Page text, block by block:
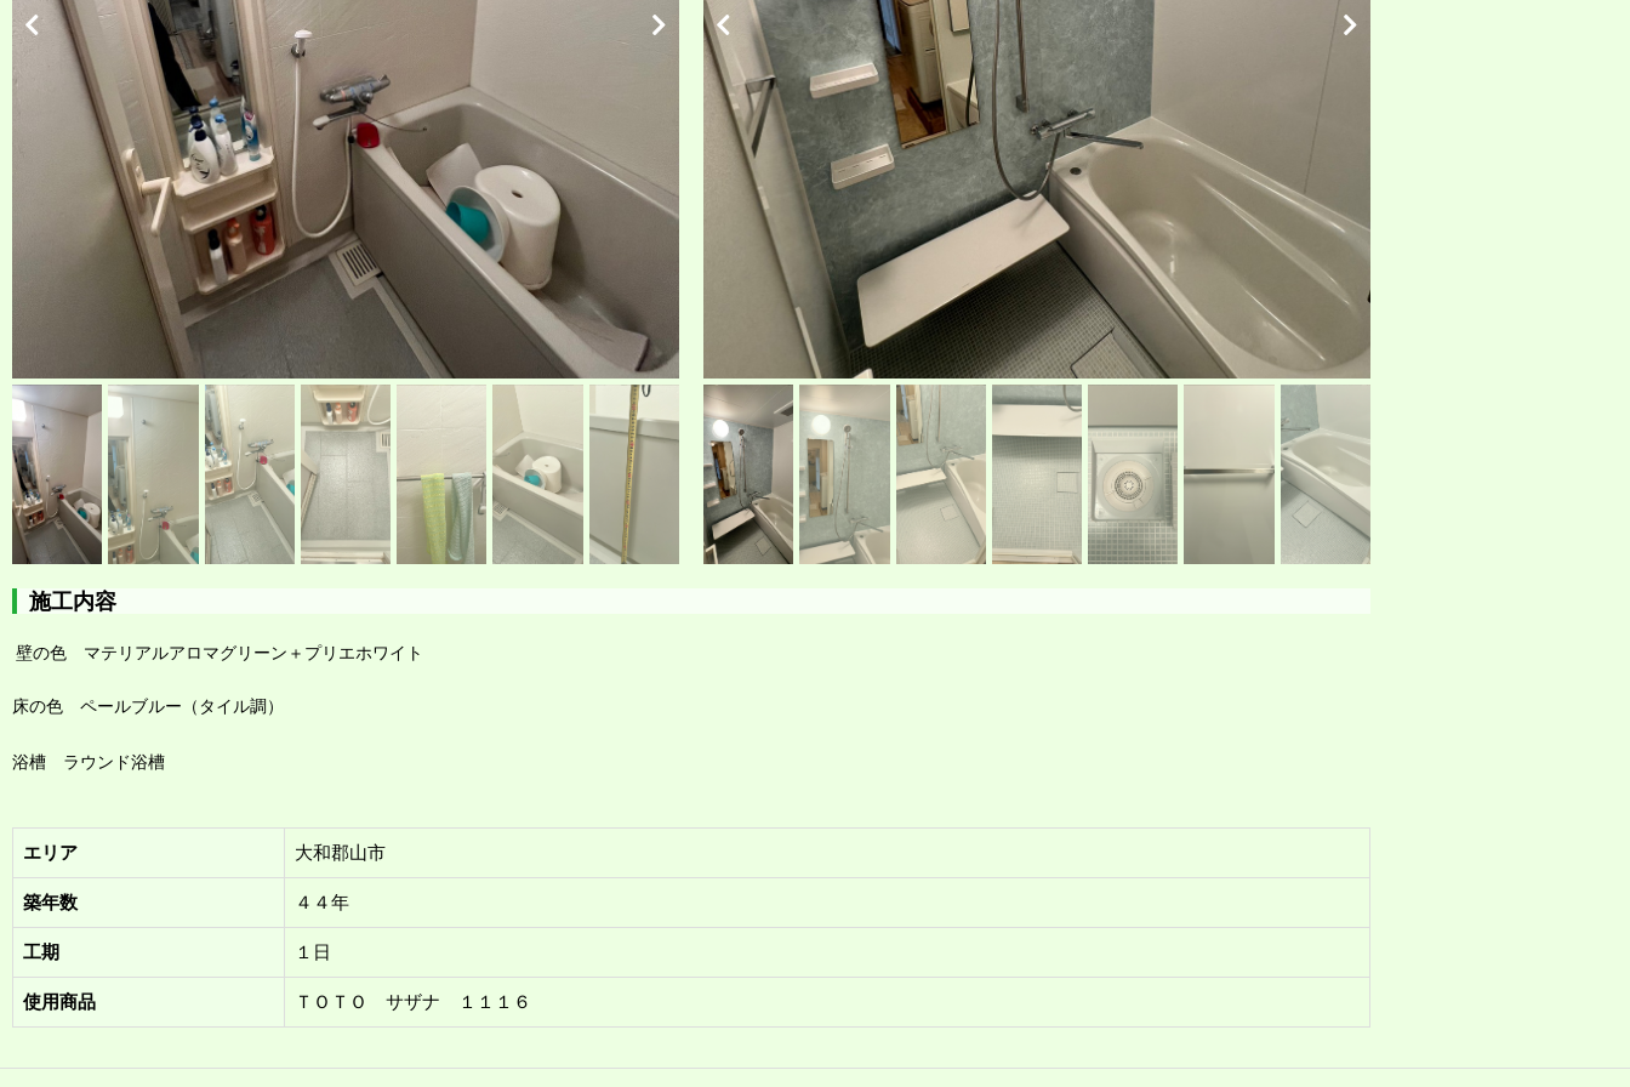
施工内容
壁の色 マテリアルアロマグリーン＋プリエホワイト
床の色 ペールブルー（タイル調）
浴槽 ラウンド浴槽
エリア 大和郡山市
築年数 ４４年
工期 １日
使用商品 ＴＯＴＯ サザナ １１１６